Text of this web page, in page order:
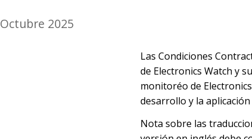
Octubre 2025
Las Condiciones
de Electronics Watch y
monitoréo de
desarrollo y la
Nota sobre las